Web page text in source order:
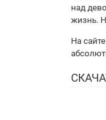
над
жизнь.
На